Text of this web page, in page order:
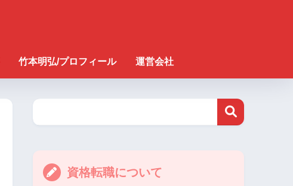
竹本明弘/プロフィール 運営会社
資格転職について